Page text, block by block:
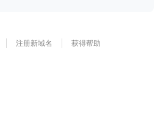
注册新域名 获得帮助